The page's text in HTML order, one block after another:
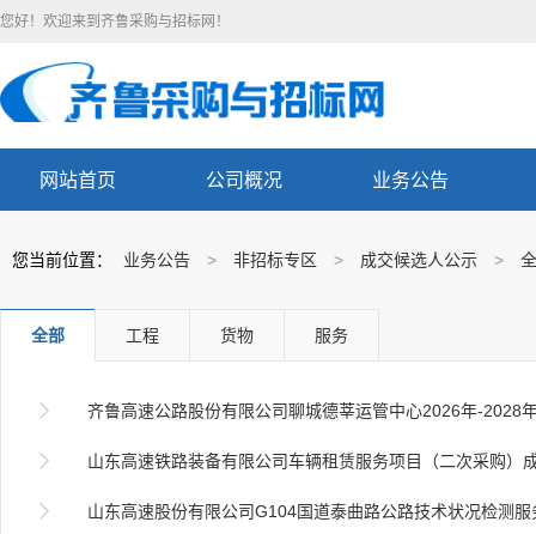
您好！欢迎来到齐鲁采购与招标网！
网站首页 公司概况 业务公告
您当前位置： 业务公告 > 非招标专区 > 成交候选人公示 >
全部 工程 货物 服务
 齐鲁高速公路股份有限公司聊城德莘运管中心2026年-2028年班车租赁项目
 山东高速铁路装备有限公司车辆租赁服务项目（二次采购）
 山东高速股份有限公司G104国道泰曲路公路技术状况检测服务项目